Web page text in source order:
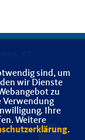
KV
sind, um
wir Dienste
zu
Verwendung
Ihre
Weitere
.